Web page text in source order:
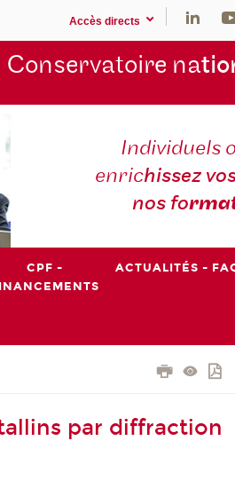
Accès directs
Conservatoire na
Individuels
enrichissez
nos fo
CPF -
ACTUALITÉS -
par diffraction